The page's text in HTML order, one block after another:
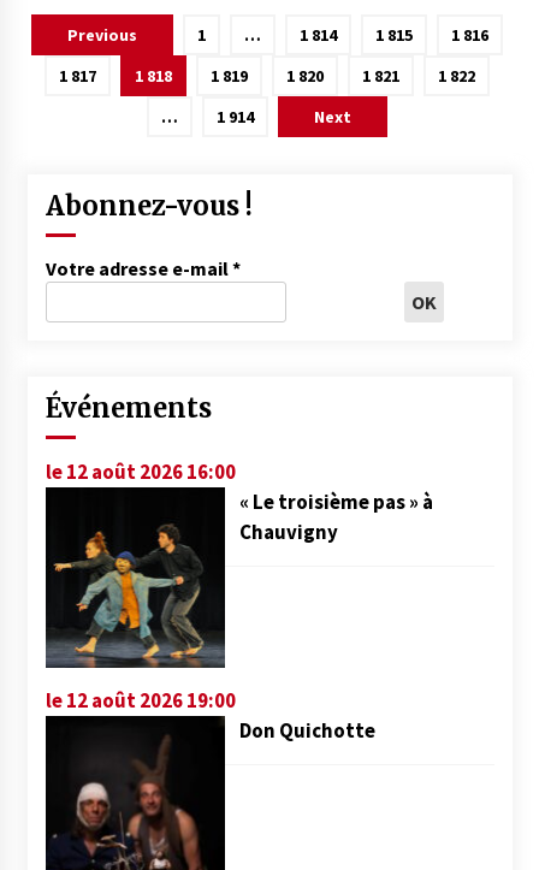
Pagination
des
publications
Previous 1 … 1 814 1 815
1 816
1 817
1 818 1 819 1 820 1 821
1 822
…
1 914 Next
Abonnez-vous !
Votre adresse e-mail*
Événements
le 12 août 2026 16:00
« Le troisième pas » à
Chauvigny
le 12 août 2026 19:00
Don Quichotte